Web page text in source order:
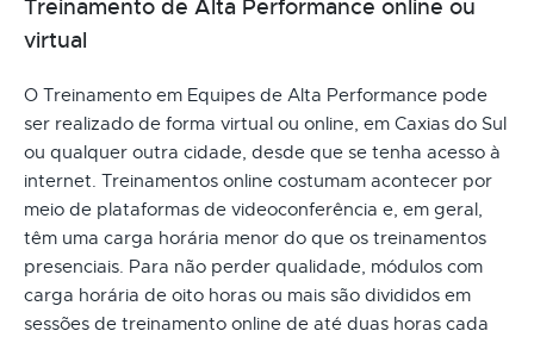
Treinamento de Alta Performance online ou
virtual
O Treinamento em Equipes de Alta Performance pode
ser realizado de forma virtual ou online, em Caxias do Sul
ou qualquer outra cidade, desde que se tenha acesso à
internet. Treinamentos online costumam acontecer por
meio de plataformas de videoconferência e, em geral,
têm uma carga horária menor do que os treinamentos
presenciais. Para não perder qualidade, módulos com
carga horária de oito horas ou mais são divididos em
sessões de treinamento online de até duas horas cada